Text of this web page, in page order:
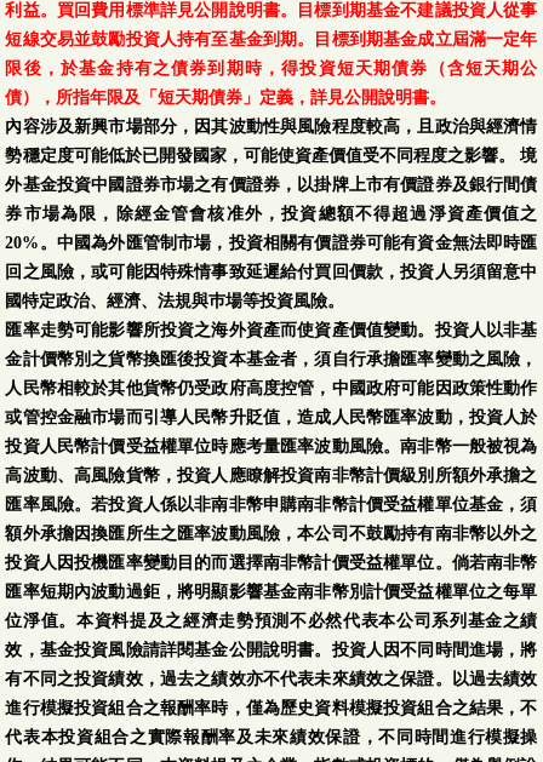
利益。買回費用標準詳見公開說明書。目標到期基金不建議投資人從事
短線交易並鼓勵投資人持有至基金到期。目標到期基金成立屆滿一定年
限後，於基金持有之債券到期時，得投資短天期債券（含短天期公
債），所指年限及「短天期債券」定義，詳見公開說明書。
內容涉及新興市場部分，因其波動性與風險程度較高，且政治與經濟情
勢穩定度可能低於已開發國家，可能使資產價值受不同程度之影響。 境
外基金投資中國證券市場之有價證券，以掛牌上市有價證券及銀行間債
券市場為限，除經金管會核准外，投資總額不得超過淨資產價值之
20%。中國為外匯管制市場，投資相關有價證券可能有資金無法即時匯
回之風險，或可能因特殊情事致延遲給付買回價款，投資人另須留意中
國特定政治、經濟、法規與巿場等投資風險。
匯率走勢可能影響所投資之海外資產而使資產價值變動。投資人以非基
金計價幣別之貨幣換匯後投資本基金者，須自行承擔匯率變動之風險，
人民幣相較於其他貨幣仍受政府高度控管，中國政府可能因政策性動作
或管控金融市場而引導人民幣升貶值，造成人民幣匯率波動，投資人於
投資人民幣計價受益權單位時應考量匯率波動風險。南非幣一般被視為
高波動、高風險貨幣，投資人應瞭解投資南非幣計價級別所額外承擔之
匯率風險。若投資人係以非南非幣申購南非幣計價受益權單位基金，須
額外承擔因換匯所生之匯率波動風險，本公司不鼓勵持有南非幣以外之
投資人因投機匯率變動目的而選擇南非幣計價受益權單位。倘若南非幣
匯率短期內波動過鉅，將明顯影響基金南非幣別計價受益權單位之每單
位淨值。本資料提及之經濟走勢預測不必然代表本公司系列基金之績
效，基金投資風險請詳閱基金公開說明書。投資人因不同時間進場，將
有不同之投資績效，過去之績效亦不代表未來績效之保證。以過去績效
進行模擬投資組合之報酬率時，僅為歷史資料模擬投資組合之結果，不
代表本投資組合之實際報酬率及未來績效保證，不同時間進行模擬操